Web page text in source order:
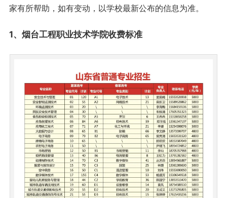
家有所帮助，如有变动，以学校最新公布的信息为准。
1、烟台工程职业技术学院收费标准